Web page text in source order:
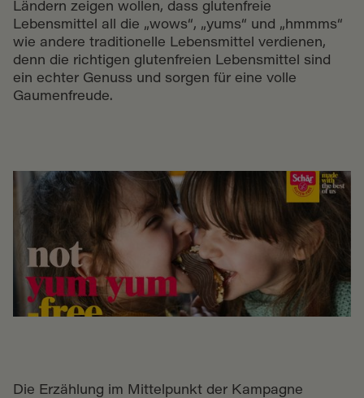
Ländern zeigen wollen, dass glutenfreie
Lebensmittel all die „wows“, „yums“ und „hmmms“
wie andere traditionelle Lebensmittel verdienen,
denn die richtigen glutenfreien Lebensmittel sind
ein echter Genuss und sorgen für eine volle
Gaumenfreude.
Die Erzählung im Mittelpunkt der Kampagne